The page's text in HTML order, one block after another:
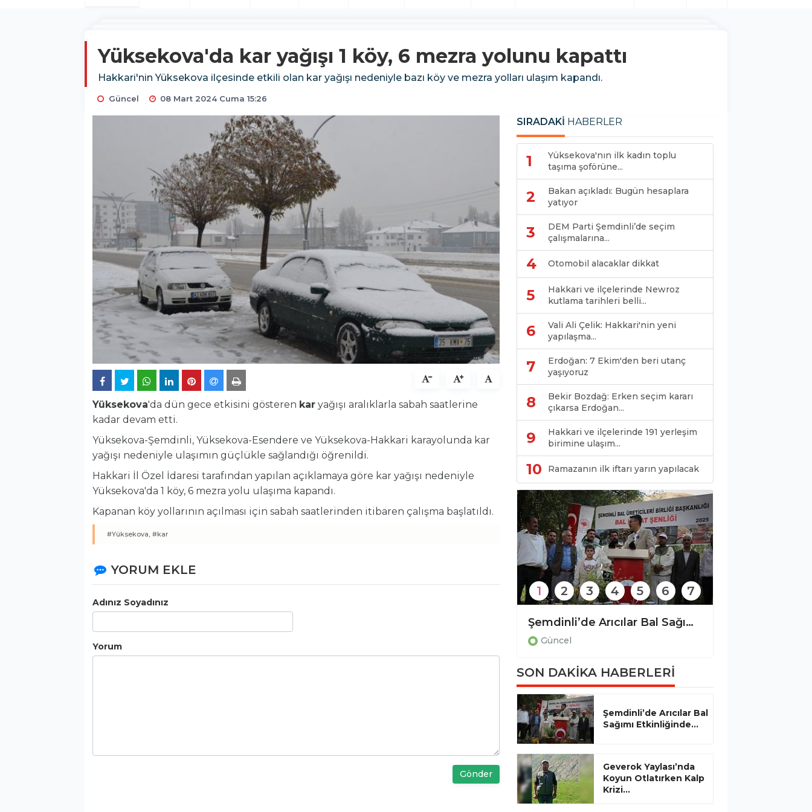
Yüksekova'da kar yağışı 1 köy, 6 mezra yolunu kapattı
Hakkari'nin Yüksekova ilçesinde etkili olan kar yağışı nedeniyle bazı köy ve mezra yolları ulaşım kapandı.
Güncel 08 Mart 2024 Cuma 15:26
Yüksekova'da dün gece etkisini gösteren kar yağışı aralıklarla sabah saatlerine
kadar devam etti.
Yüksekova-Şemdinli, Yüksekova-Esendere ve Yüksekova-Hakkari karayolunda kar
yağışı nedeniyle ulaşımın güçlükle sağlandığı öğrenildi.
Hakkari İl Özel İdaresi tarafından yapılan açıklamaya göre kar yağışı nedeniyle
Yüksekova'da 1 köy, 6 mezra yolu ulaşıma kapandı.
Kapanan köy yollarının açılması için sabah saatlerinden itibaren çalışma başlatıldı.
#Yüksekova, #kar
YORUM EKLE
Adınız Soyadınız
Yorum
Gönder
SIRADAKİ HABERLER
1
Yüksekova'nın ilk kadın toplu
taşıma şoförüne...
2
Bakan açıkladı: Bugün hesaplara
yatıyor
3
DEM Parti Şemdinli’de seçim
çalışmalarına...
4 Otomobil alacaklar dikkat
5
Hakkari ve ilçelerinde Newroz
kutlama tarihleri belli...
6
Vali Ali Çelik: Hakkari'nin yeni
yapılaşma...
7
Erdoğan: 7 Ekim'den beri utanç
yaşıyoruz
8
Bekir Bozdağ: Erken seçim kararı
çıkarsa Erdoğan...
9
Hakkari ve ilçelerinde 191 yerleşim
birimine ulaşım...
10 Ramazanın ilk iftarı yarın yapılacak
Şemdinli’de Arıcılar Bal Sağımı Etkinliğinde Bir Araya Geldi
Güncel
1 2 3 4 5 6 7
SON DAKİKA HABERLERİ
Şemdinli’de Arıcılar Bal
Sağımı Etkinliğinde...
Geverok Yaylası’nda
Koyun Otlatırken Kalp
Krizi...